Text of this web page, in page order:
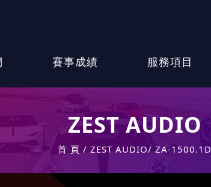
賽事成績 服務項目
ZEST AUDIO
首 頁 ZEST AUDIO ZA-1500.1D